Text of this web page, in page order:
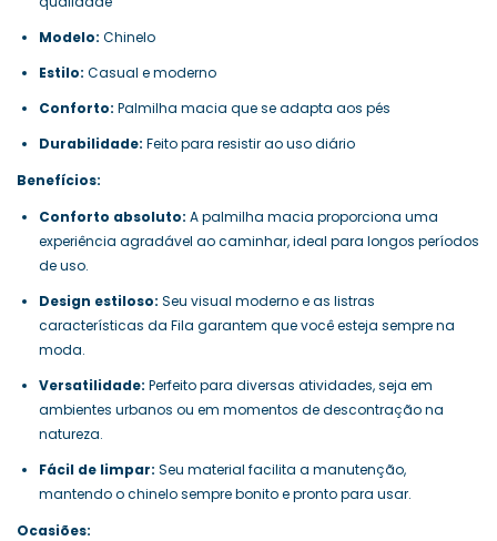
Modelo: Chinelo
Estilo: Casual e moderno
Conforto: Palmilha macia que se adapta aos pés
Durabilidade: Feito para resistir ao uso diário
Benefícios:
Conforto absoluto: A palmilha macia proporciona uma
experiência agradável ao caminhar, ideal para longos períodos
de uso.
Design estiloso: Seu visual moderno e as listras
características da Fila garantem que você esteja sempre na
moda.
Versatilidade: Perfeito para diversas atividades, seja em
ambientes urbanos ou em momentos de descontração na
natureza.
Fácil de limpar: Seu material facilita a manutenção,
mantendo o chinelo sempre bonito e pronto para usar.
Ocasiões: